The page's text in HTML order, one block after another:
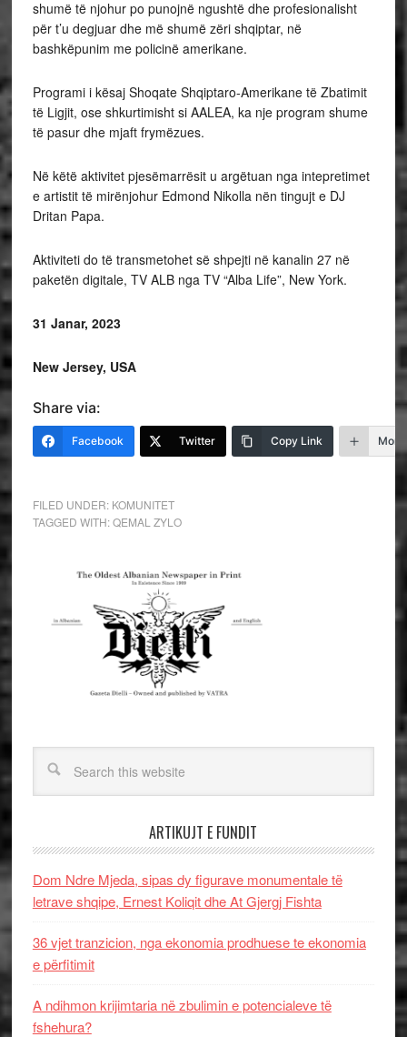
shumë të njohur po punojnë ngushtë dhe profesionalisht
për t’u degjuar dhe më shumë zëri shqiptar, në
bashkëpunim me policinë amerikane.
Programi i kësaj Shoqate Shqiptaro-Amerikane të Zbatimit
të Ligjit, ose shkurtimisht si AALEA, ka nje program shume
të pasur dhe mjaft frymëzues.
Në këtë aktivitet pjesëmarrësit u argëtuan nga intepretimet
e artistit të mirënjohur Edmond Nikolla nën tingujt e DJ
Dritan Papa.
Aktiviteti do të transmetohet së shpejti në kanalin 27 në
paketën digitale, TV ALB nga TV “Alba Life”, New York.
31 Janar, 2023
New Jersey, USA
Share via:
Facebook Twitter Copy Link More
FILED UNDER: KOMUNITET
TAGGED WITH:QEMAL ZYLO
ARTIKUJT E FUNDIT
Dom Ndre Mjeda, sipas dy figurave monumentale të
letrave shqipe, Ernest Koliqit dhe At Gjergj Fishta
36 vjet tranzicion, nga ekonomia prodhuese te ekonomia
e përfitimit
A ndihmon krijimtaria në zbulimin e potencialeve të
fshehura?